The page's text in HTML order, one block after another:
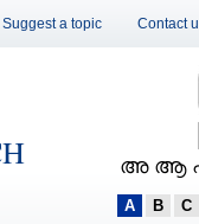
Suggest a topic Contact
അ ആ
A B C